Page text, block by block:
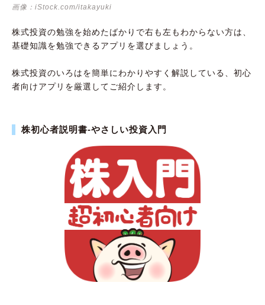
画像：iStock.com/itakayuki
株式投資の勉強を始めたばかりで右も左もわからない方は、
基礎知識を勉強できるアプリを選びましょう。
株式投資のいろはを簡単にわかりやすく解説している、初心
者向けアプリを厳選してご紹介します。
株初心者説明書-やさしい投資入門